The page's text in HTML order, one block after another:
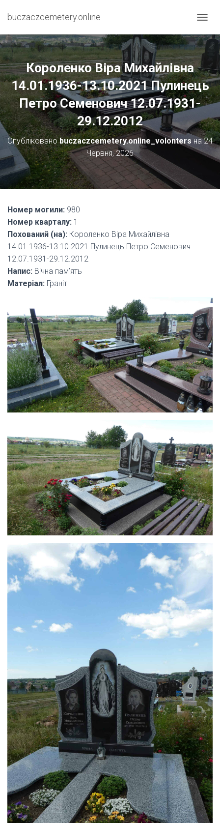
buczaczcemetery.online
Е
Р
Е
К
Н
У
Т
И
Н
А
В
Г
Короленко Віра Михайлівна
14.01.1936-13.10.2021 Пулинець
Петро Семенович 12.07.1931-
29.12.2012
Опублікованоbuczaczcemetery.online_volonters на24
Червня, 2026
Номер могили: 980
Номер кварталу: 1
Похований (на): Короленко Віра Михайлівна
14.01.1936-13.10.2021 Пулинець Петро Семенович
12.07.1931-29.12.2012
Напис: Вічна пам’ять
Матеріал: Граніт